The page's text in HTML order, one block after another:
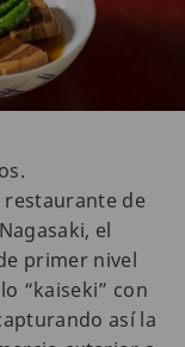
restaurante de
el
primer nivel
“kaiseki” con
así la